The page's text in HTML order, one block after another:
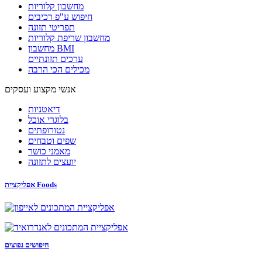
מחשבון קלוריות
חיפוש ע"פ רכיבים
תפריטי תזונה
מחשבון שריפת קלוריות
מחשבון BMI
ערכים תזונתיים
מכילים הכי הרבה
אנשי מקצוע ועסקים
דיאטניות
בלוגרי אוכל
נטורופתים
שפים וטבחים
מאמני כושר
יועצים לתזונה
אפליקציית Foods
חיפושים נפוצים